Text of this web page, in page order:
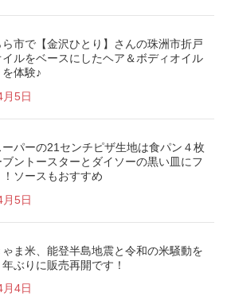
市で【金沢ひとり】さんの珠洲市折戸
ルをベースにしたヘア＆ボディオイル
体験♪
5日
パーの21センチピザ生地は食パン４枚
ブントースターとダイソーの黒い皿にフ
！ソースもおすすめ
5日
ゃま米、能登半島地震と令和の米騒動を
ぶりに販売再開です！
4日